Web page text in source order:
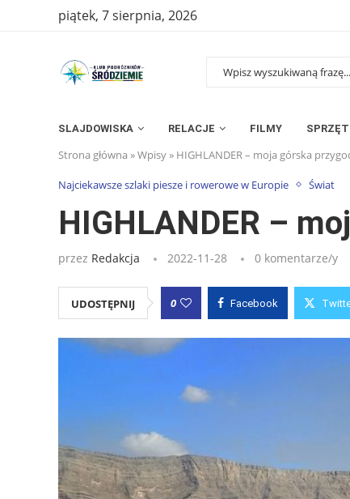
piątek, 7 sierpnia, 2026
SLAJDOWISKA RELACJE FILMY SPRZĘT
Strona główna »Wpisy» HIGHLANDER – moja górska
Najciekawsze szlaki piesze i rowerowe w Europie Świat
HIGHLANDER –
przez Redakcja 2022-11-28 0 komentarze/y
UDOSTĘPNIJ 0 Facebook